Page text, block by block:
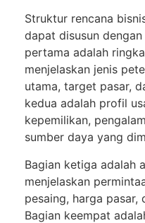
Struktur rencana
dapat disusun
pertama adalah
menjelaskan jenis
utama, target pasar,
kedua adalah profil
kepemilikan,
sumber daya yang
Bagian ketiga adalah
menjelaskan
pesaing, harga pasar,
Bagian keempat